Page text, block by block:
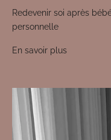
Redevenir soi après
personnelle
En savoir plus